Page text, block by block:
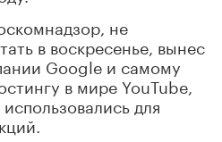
не
в воскресенье, вынес
Google и самому
в мире YouTube,
для